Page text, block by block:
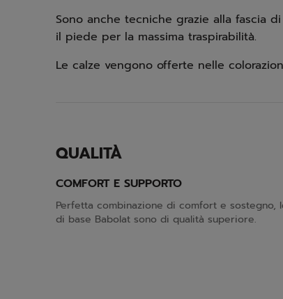
Sono anche tecniche grazie alla fascia
il piede per la massima traspirabilità.
Le calze vengono offerte nelle
QUALITÀ
COMFORT E SUPPORTO
Perfetta combinazione di comfort e sostegno,
di base Babolat sono di qualità superiore.